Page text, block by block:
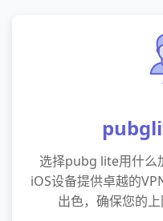
选择pubg lite用什么
iOS设备提供卓越的
出色，确保您的上